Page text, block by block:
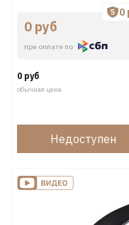
0 руб
при оплате по
0
0 руб
обычная цена
Недоступен